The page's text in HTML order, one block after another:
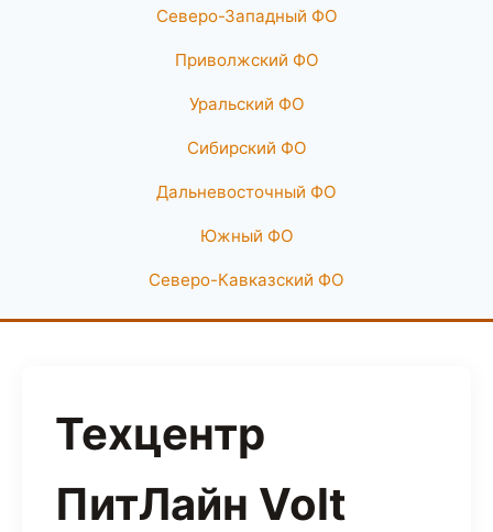
Северо-Западный ФО
Приволжский ФО
Уральский ФО
Сибирский ФО
Дальневосточный ФО
Южный ФО
Северо-Кавказский ФО
Техцентр
ПитЛайн Volt